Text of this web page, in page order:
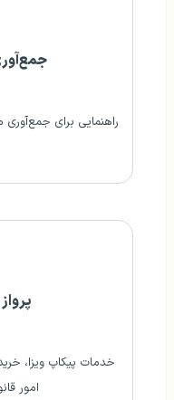
راهنمایی برای
خدمات پیکاپ ویزا،
امور